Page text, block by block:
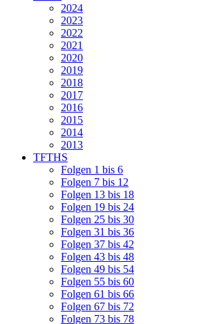
2024
2023
2022
2021
2020
2019
2018
2017
2016
2015
2014
2013
TFTHS
Folgen 1 bis 6
Folgen 7 bis 12
Folgen 13 bis 18
Folgen 19 bis 24
Folgen 25 bis 30
Folgen 31 bis 36
Folgen 37 bis 42
Folgen 43 bis 48
Folgen 49 bis 54
Folgen 55 bis 60
Folgen 61 bis 66
Folgen 67 bis 72
Folgen 73 bis 78